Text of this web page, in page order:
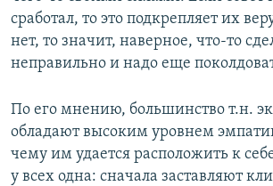
сработал, то это подкрепляет их
нет, то значит, наверное, что-то
неправильно и надо еще
По его мнению, большинство т.н.
обладают высоким уровнем
чему им удается расположить к
у всех одна: сначала заставляют